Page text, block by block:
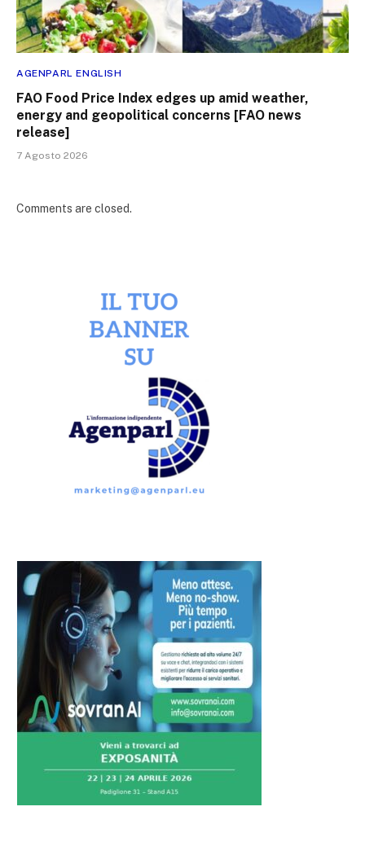
AGENPARL ENGLISH
FAO Food Price Index edges up amid weather,
energy and geopolitical concerns [FAO news
release]
7 Agosto 2026
Comments are closed.